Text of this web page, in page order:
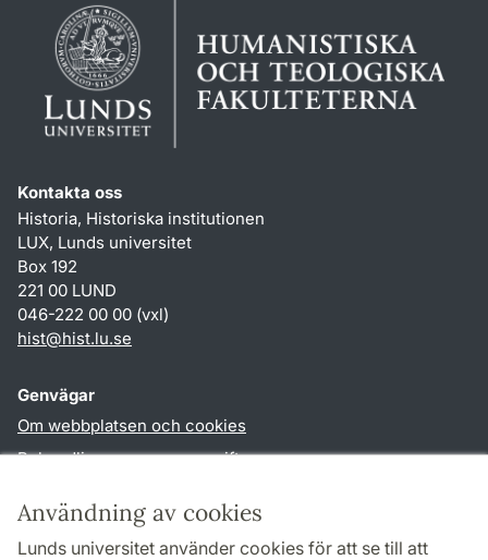
Användning av cookies
Lunds universitet använder cookies för att se till att
Kontakta oss
Historia, Historiska institutionen
LUX, Lunds universitet
Box 192
221 00 LUND
046-222 00 00 (vxl)
hist@hist.lu.se
Genvägar
Om webbplatsen och cookies
Behandling av personuppgifter
TYPO3-login